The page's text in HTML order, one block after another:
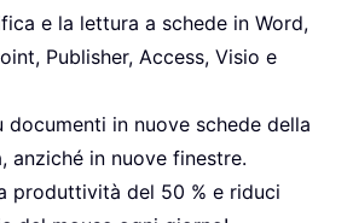
e la lettura a schede in Word,
Publisher, Access, Visio e
documenti in nuove schede della
anziché in nuove finestre.
produttività del 50 % e riduci